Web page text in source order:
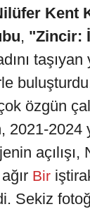
Kent
, "Zincir:
özgün
2021-2024
açılışı,
Bir
Sekiz